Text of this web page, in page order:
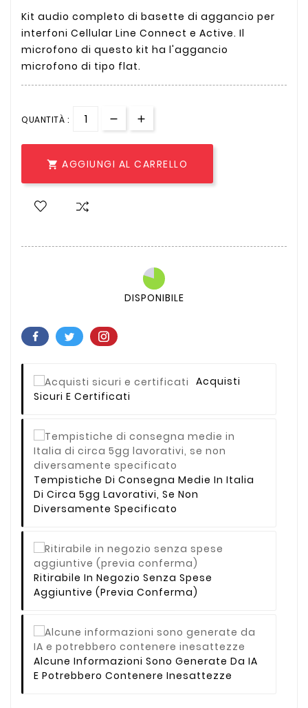
Kit audio completo di basette di aggancio per
interfoni Cellular Line Connect e Active. Il
microfono di questo kit ha l'aggancio
microfono di tipo flat.
QUANTITÀ :
 AGGIUNGI AL CARRELLO
DISPONIBILE
Acquisti
Sicuri E Certificati
Tempistiche Di Consegna Medie In Italia
Di Circa 5gg Lavorativi, Se Non
Diversamente Specificato
Ritirabile In Negozio Senza Spese
Aggiuntive (previa Conferma)
Alcune Informazioni Sono Generate Da IA
E Potrebbero Contenere Inesattezze